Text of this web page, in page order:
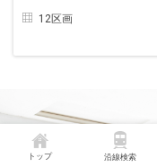
トップ 沿線検索
12区画